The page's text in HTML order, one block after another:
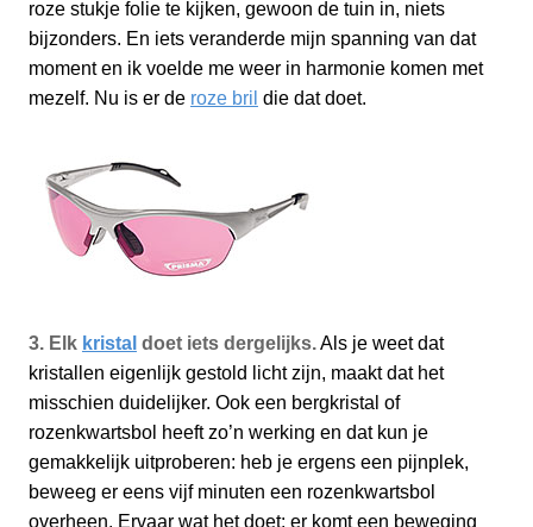
roze stukje folie te kijken, gewoon de tuin in, niets
bijzonders. En iets veranderde mijn spanning van dat
moment en ik voelde me weer in harmonie komen met
mezelf. Nu is er de roze bril die dat doet.
3. Elk kristal doet iets dergelijks.Als je weet dat
kristallen eigenlijk gestold licht zijn, maakt dat het
misschien duidelijker. Ook een bergkristal of
rozenkwartsbol heeft zo’n werking en dat kun je
gemakkelijk uitproberen: heb je ergens een pijnplek,
beweeg er eens vijf minuten een rozenkwartsbol
overheen. Ervaar wat het doet: er komt een beweging